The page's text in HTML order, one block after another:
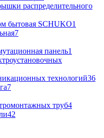
распределительного
бытовая SCHUKO1
7
панель1
технологий36
7
труб4
42